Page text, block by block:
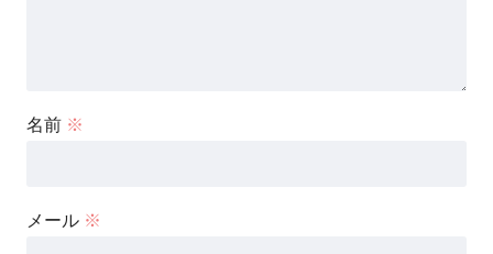
名前 ※
メール ※